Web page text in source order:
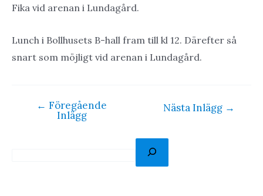
Fika vid arenan i Lundagård.
Lunch i Bollhusets B-hall fram till kl 12. Därefter så
snart som möjligt vid arenan i Lundagård.
Inläggsnavigering
← Föregående
Inlägg
Nästa Inlägg →